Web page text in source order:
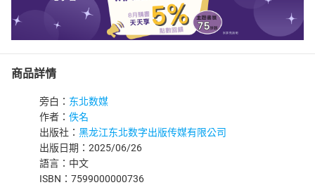
商品詳情
旁白： 东北数媒
作者： 佚名
出版社： 黑龙江东北数字出版传媒有限公司
出版日期：2025/06/26
語言：中文
ISBN：7599000000736